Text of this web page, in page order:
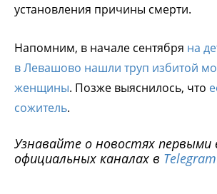
установления причины смерти.
Напомним, в начале сентября на
в Левашово нашли труп избитой
женщины. Позже выяснилось, что
сожитель.
Узнавайте о новостях
официальных каналах в Telegram